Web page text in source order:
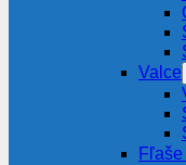
Valce